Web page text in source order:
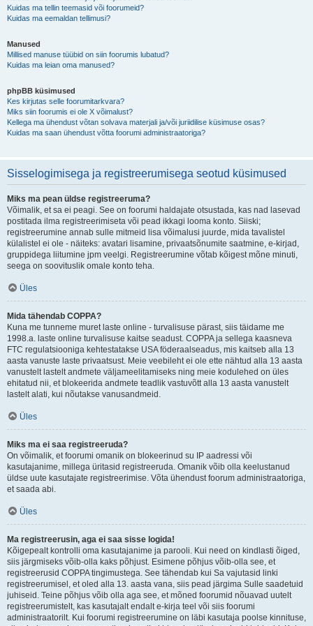
Kuidas ma tellin teemasid või foorumeid?
Kuidas ma eemaldan tellimusi?
Manused
Millised manuse tüübid on siin foorumis lubatud?
Kuidas ma leian oma manused?
phpBB küsimused
Kes kirjutas selle foorumitarkvara?
Miks siin foorumis ei ole X võimalust?
Kellega ma ühendust võtan solvava materjali ja/või juriidilise küsimuse osas?
Kuidas ma saan ühendust võtta foorumi administraatoriga?
Sisselogimisega ja registreerumisega seotud küsimused
Miks ma pean üldse registreeruma?
Võimalik, et sa ei peagi. See on foorumi haldajate otsustada, kas nad lasevad
postitada ilma registreerimiseta või pead ikkagi looma konto. Siiski;
registreerumine annab sulle mitmeid lisa võimalusi juurde, mida tavalistel
külalistel ei ole - näiteks: avatari lisamine, privaatsõnumite saatmine, e-kirjad,
gruppidega liitumine jpm veelgi. Registreerumine võtab kõigest mõne minuti,
seega on soovituslik omale konto teha.
Üles
Mida tähendab COPPA?
Kuna me tunneme muret laste online - turvalisuse pärast, siis täidame me
1998.a. laste online turvalisuse kaitse seadust. COPPA ja sellega kaasneva
FTC regulatsiooniga kehtestatakse USA föderaalseadus, mis kaitseb alla 13
aasta vanuste laste privaatsust. Meie veebileht ei ole ette nähtud alla 13 aasta
vanustelt lastelt andmete väljameelitamiseks ning meie kodulehed on üles
ehitatud nii, et blokeerida andmete teadlik vastuvõtt alla 13 aasta vanustelt
lastelt alati, kui nõutakse vanusandmeid.
Üles
Miks ma ei saa registreeruda?
On võimalik, et foorumi omanik on blokeerinud su IP aadressi või
kasutajanime, millega üritasid registreeruda. Omanik võib olla keelustanud
üldse uute kasutajate registreerimise. Võta ühendust foorum administraatoriga,
et saada abi.
Üles
Ma registreerusin, aga ei saa sisse logida!
Kõigepealt kontrolli oma kasutajanime ja parooli. Kui need on kindlasti õiged,
siis järgmiseks võib-olla kaks põhjust. Esimene põhjus võib-olla see, et
registreerusid COPPA tingimustega. See tähendab kui Sa vajutasid linki
registreerumisel, et oled alla 13. aasta vana, siis pead järgima Sulle saadetuid
juhiseid. Teine põhjus võib olla aga see, et mõned foorumid nõuavad uutelt
registreerumistelt, kas kasutajalt endalt e-kirja teel või siis foorumi
administraatorilt. Kui foorumi registreerumine on läbi kasutaja poolse kinnituse,